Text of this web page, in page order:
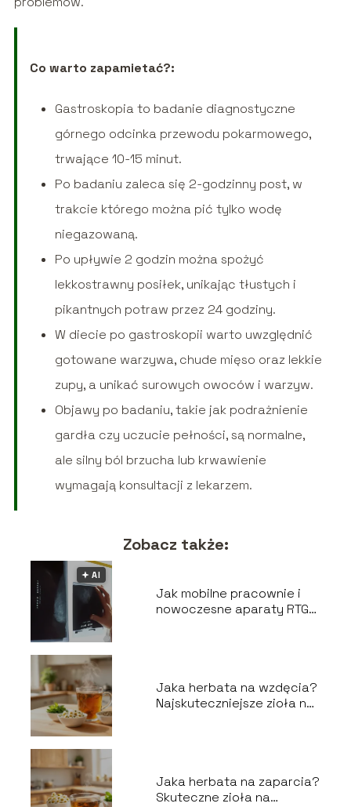
Co warto zapamietać?:
Gastroskopia to badanie diagnostyczne
górnego odcinka przewodu pokarmowego,
trwające 10-15 minut.
Po badaniu zaleca się 2-godzinny post, w
trakcie którego można pić tylko wodę
niegazowaną.
Po upływie 2 godzin można spożyć
lekkostrawny posiłek, unikając tłustych i
pikantnych potraw przez 24 godziny.
W diecie po gastroskopii warto uwzględnić
gotowane warzywa, chude mięso oraz lekkie
zupy, a unikać surowych owoców i warzyw.
Objawy po badaniu, takie jak podrażnienie
gardła czy uczucie pełności, są normalne,
ale silny ból brzucha lub krwawienie
wymagają konsultacji z lekarzem.
Zobacz także:
🟅 AI
Jak mobilne pracownie i
nowoczesne aparaty RTG
Jaka herbata na wzdęcia?
Najskuteczniejsze zioła na
Jaka herbata na zaparcia?
Skuteczne zioła na